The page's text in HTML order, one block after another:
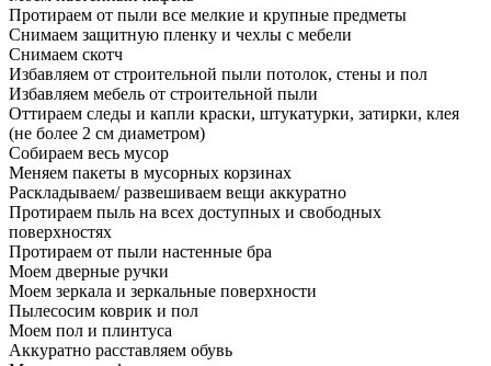
Протираем от пыли все мелкие и крупные предметы
Снимаем защитную пленку и чехлы с мебели
Снимаем скотч
Избавляем от строительной пыли потолок, стены и пол
Избавляем мебель от строительной пыли
Оттираем следы и капли краски, штукатурки, затирки, клея
(не более 2 см диаметром)
Собираем весь мусор
Меняем пакеты в мусорных корзинах
Раскладываем/ развешиваем вещи аккуратно
Протираем пыль на всех доступных и свободных
поверхностях
Протираем от пыли настенные бра
Моем дверные ручки
Моем зеркала и зеркальные поверхности
Пылесосим коврик и пол
Моем пол и плинтуса
Аккуратно расставляем обувь